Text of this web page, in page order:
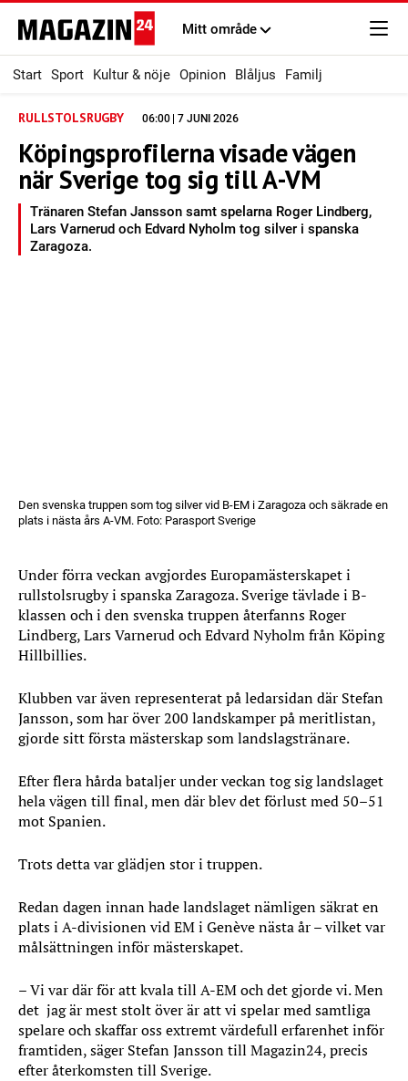
Mitt område
Start Sport Kultur & nöje Opinion Blåljus Familj
RULLSTOLSRUGBY 06:00 | 7 JUNI 2026
Köpingsprofilerna visade vägen
när Sverige tog sig till A-VM
Tränaren Stefan Jansson samt spelarna Roger Lindberg,
Lars Varnerud och Edvard Nyholm tog silver i spanska
Zaragoza.
Den svenska truppen som tog silver vid B-EM i Zaragoza och säkrade en
plats i nästa års A-VM. Foto: Parasport Sverige
Under förra veckan avgjordes Europamästerskapet i
rullstolsrugby i spanska Zaragoza. Sverige tävlade i B-
klassen och i den svenska truppen återfanns Roger
Lindberg, Lars Varnerud och Edvard Nyholm från Köping
Hillbillies.
Klubben var även representerat på ledarsidan där Stefan
Jansson, som har över 200 landskamper på meritlistan,
gjorde sitt första mästerskap som landslagstränare.
Efter flera hårda bataljer under veckan tog sig landslaget
hela vägen till final, men där blev det förlust med 50–51
mot Spanien.
Trots detta var glädjen stor i truppen.
Redan dagen innan hade landslaget nämligen säkrat en
plats i A-divisionen vid EM i Genève nästa år – vilket var
målsättningen inför mästerskapet.
– Vi var där för att kvala till A-EM och det gjorde vi. Men
det jag är mest stolt över är att vi spelar med samtliga
spelare och skaffar oss extremt värdefull erfarenhet inför
framtiden, säger Stefan Jansson till Magazin24, precis
efter återkomsten till Sverige.